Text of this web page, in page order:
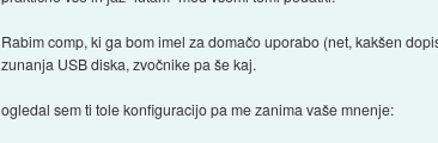
Rabim comp, ki ga bom imel za domačo uporabo (net, kakšen
zunanja USB diska, zvočnike pa še kaj.
ogledal sem ti tole konfiguracijo pa me zanima vaše mnenje: